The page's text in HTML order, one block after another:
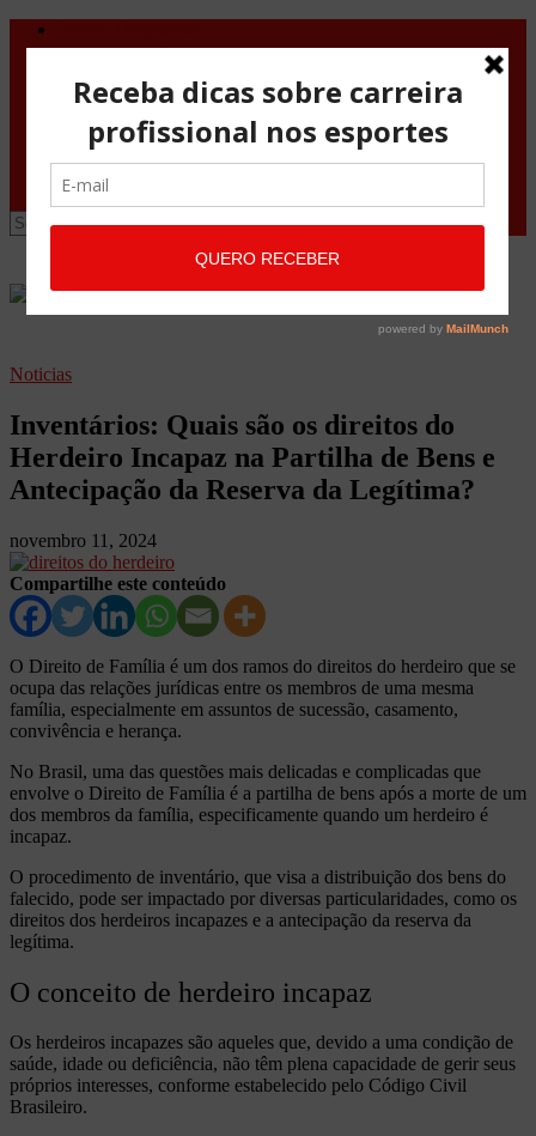
Vistos de viagem
Orientações Gerais
Fale Conosco
Advocacia Maria Pessoa
Advocacia Maria Pessoa Desportivo
Noticias
Inventários: Quais são os direitos do
Herdeiro Incapaz na Partilha de Bens e
Antecipação da Reserva da Legítima?
novembro 11, 2024
Compartilhe este conteúdo
O Direito de Família é um dos ramos do direitos do herdeiro que se
ocupa das relações jurídicas entre os membros de uma mesma
família, especialmente em assuntos de sucessão, casamento,
convivência e herança.
No Brasil, uma das questões mais delicadas e complicadas que
envolve o Direito de Família é a partilha de bens após a morte de um
dos membros da família, especificamente quando um herdeiro é
incapaz.
O procedimento de inventário, que visa a distribuição dos bens do
falecido, pode ser impactado por diversas particularidades, como os
direitos dos herdeiros incapazes e a antecipação da reserva da
legítima.
O conceito de herdeiro incapaz
Os herdeiros incapazes são aqueles que, devido a uma condição de
saúde, idade ou deficiência, não têm plena capacidade de gerir seus
próprios interesses, conforme estabelecido pelo Código Civil
Brasileiro.